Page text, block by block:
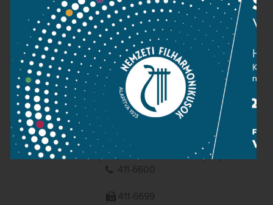
Impresszum
NEMZETI
FILHARMONIKUSOK
1095 Budapest, Komor Marcell u. 1. (Müpa)
411-6600
411-6699